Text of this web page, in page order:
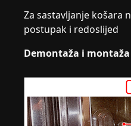
Za sastavljanje košara
postupak i redoslijed
Demontaža i